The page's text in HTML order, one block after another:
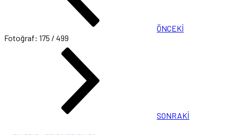
ÖNCEKİ
Fotoğraf: 175 / 499
SONRAKİ